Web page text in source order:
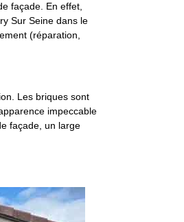
façade. En effet,
Sur Seine dans le
(réparation,
Les briques sont
impeccable
façade, un large